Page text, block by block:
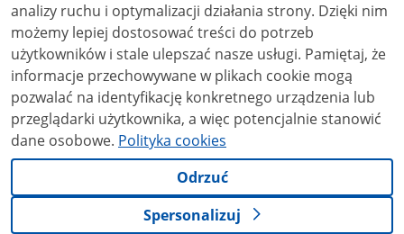
analizy ruchu i optymalizacji działania strony. Dzięki nim
możemy lepiej dostosować treści do potrzeb
użytkowników i stale ulepszać nasze usługi. Pamiętaj, że
informacje przechowywane w plikach cookie mogą
pozwalać na identyfikację konkretnego urządzenia lub
przeglądarki użytkownika, a więc potencjalnie stanowić
dane osobowe. Polityka cookies
Odrzuć
Spersonalizuj